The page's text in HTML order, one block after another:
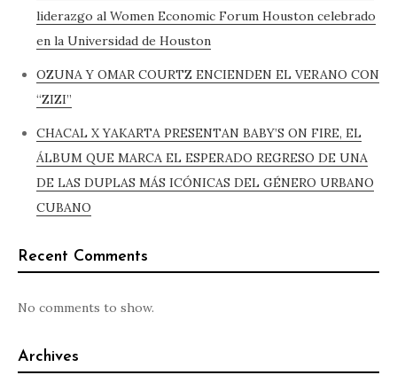
liderazgo al Women Economic Forum Houston celebrado
en la Universidad de Houston
OZUNA Y OMAR COURTZ ENCIENDEN EL VERANO CON
“ZIZI”
CHACAL X YAKARTA PRESENTAN BABY’S ON FIRE, EL
ÁLBUM QUE MARCA EL ESPERADO REGRESO DE UNA
DE LAS DUPLAS MÁS ICÓNICAS DEL GÉNERO URBANO
CUBANO
Recent Comments
No comments to show.
Archives